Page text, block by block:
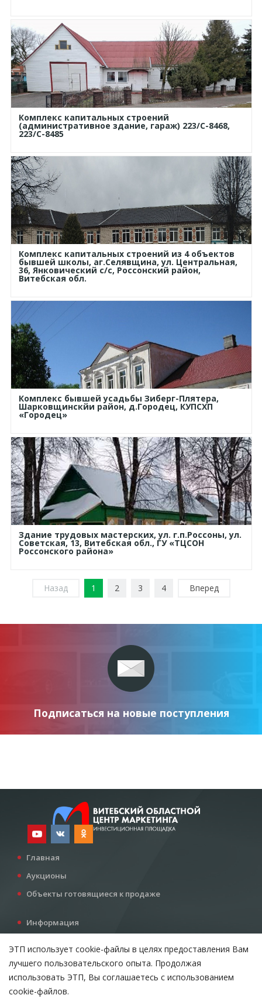
Комплекс капитальных строений
(административное здание, гараж) 223/С-8468,
223/С-8485
Комплекс капитальных строений из 4 объектов
бывшей школы, аг.Селявщина, ул. Центральная,
36, Янковический с/с, Россонский район,
Витебская обл.
Комплекс бывшей усадьбы Зиберг-Плятера,
Шарковщинскйи район, д.Городец, КУПСХП
«Городец»
Здание трудовых мастерских, ул. г.п.Россоны, ул.
Советская, 13, Витебская обл., ГУ «ТЦСОН
Россонского района»
Назад 1 2 3 4 Вперед
Подписаться на новые поступления
Главная
Аукционы
Объекты готовящиеся к продаже
Информация
Все для инвестора
Контакты
ЭТП использует cookie-файлы в целях предоставления Вам
лучшего пользовательского опыта. Продолжая
использовать ЭТП, Вы соглашаетесь с использованием
cookie-файлов.